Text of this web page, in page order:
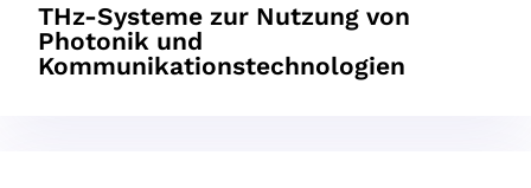
THz-Systeme zur Nutzung von
Photonik und
Kommunikationstechnologien